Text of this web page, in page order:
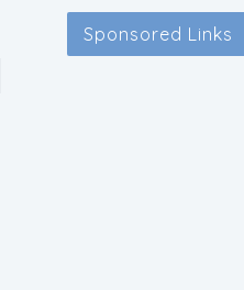
Sponsored Links